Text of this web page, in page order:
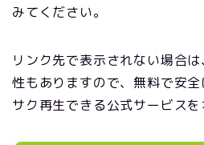
みてください。
リンク先で表示されない場合
性もありますので、無料で安
サク再生できる公式サービスを